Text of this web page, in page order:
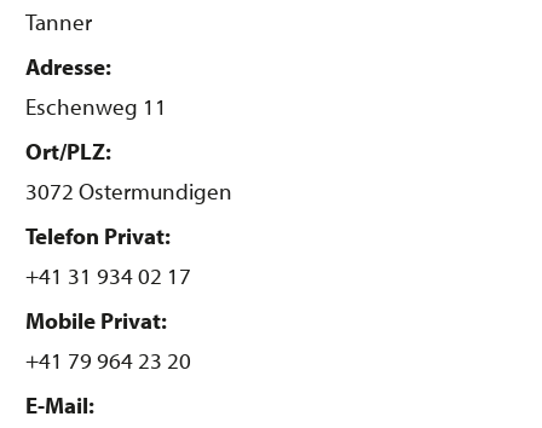
Tanner
Adresse:
Eschenweg 11
Ort/PLZ:
3072 Ostermundigen
Telefon Privat:
+41 31 934 02 17
Mobile Privat:
+41 79 964 23 20
E-Mail: